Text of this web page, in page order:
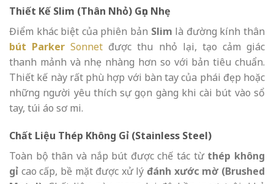
Thiết Kế Slim (Thân Nhỏ) Gọn Nhẹ
Điểm khác biệt của phiên bản Slim là đường kính thân
bút Parker Sonnet được thu nhỏ lại, tạo cảm giác
thanh mảnh và nhẹ nhàng hơn so với bản tiêu chuẩn.
Thiết kế này rất phù hợp với bàn tay của phái đẹp hoặc
những người yêu thích sự gọn gàng khi cài bút vào sổ
tay, túi áo sơ mi.
Chất Liệu Thép Không Gỉ (Stainless Steel)
Toàn bộ thân và nắp bút được chế tác từ thép không
gỉ cao cấp, bề mặt được xử lýđánh xước mờ (Brushed